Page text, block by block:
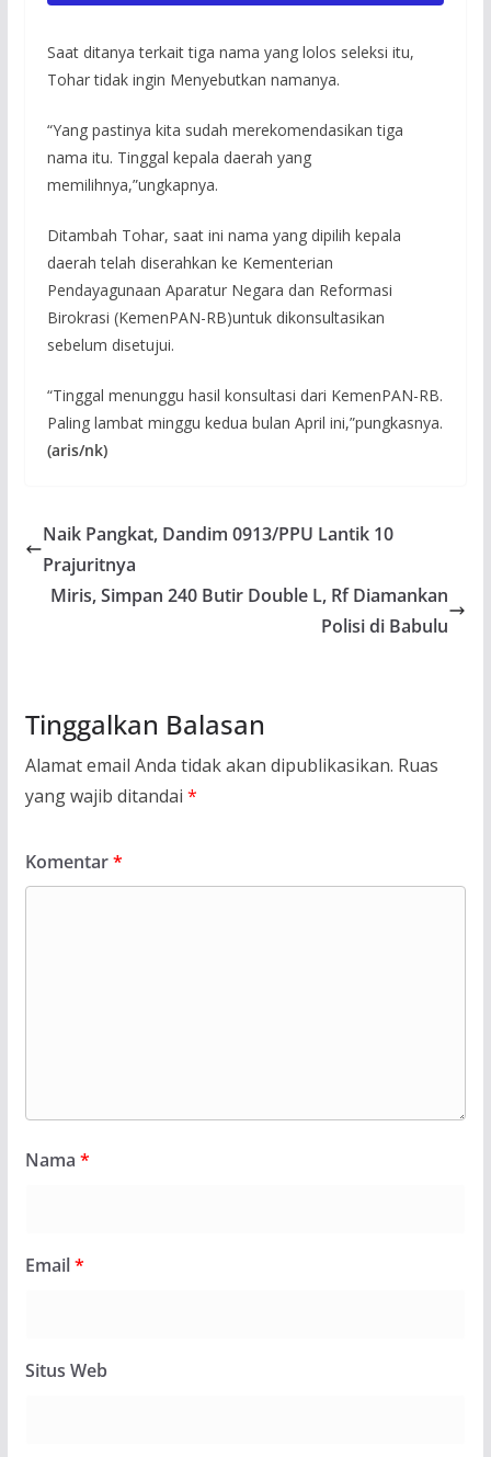
Saat ditanya terkait tiga nama yang lolos seleksi itu,
Tohar tidak ingin Menyebutkan namanya.
“Yang pastinya kita sudah merekomendasikan tiga
nama itu. Tinggal kepala daerah yang
memilihnya,”ungkapnya.
Ditambah Tohar, saat ini nama yang dipilih kepala
daerah telah diserahkan ke Kementerian
Pendayagunaan Aparatur Negara dan Reformasi
Birokrasi (KemenPAN-RB)untuk dikonsultasikan
sebelum disetujui.
“Tinggal menunggu hasil konsultasi dari KemenPAN-RB.
Paling lambat minggu kedua bulan April ini,”pungkasnya.
(aris/nk)
Naik Pangkat, Dandim 0913/PPU Lantik 10
Prajuritnya
Miris, Simpan 240 Butir Double L, Rf Diamankan
Polisi di Babulu
Tinggalkan Balasan
Alamat email Anda tidak akan dipublikasikan. Ruas
yang wajib ditandai *
Komentar*
Nama *
Email*
Situs Web